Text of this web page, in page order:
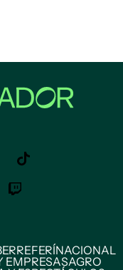
REFERÍNACIONAL
EMPRESASAGRO